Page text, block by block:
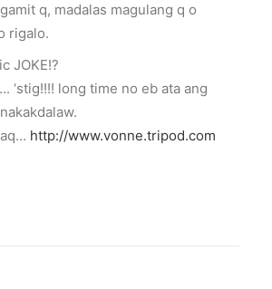
q, madalas magulang q o
rigalo.
JOKE!?
‘stig!!!! long time no eb ata ang
http://www.vonne.tripod.com